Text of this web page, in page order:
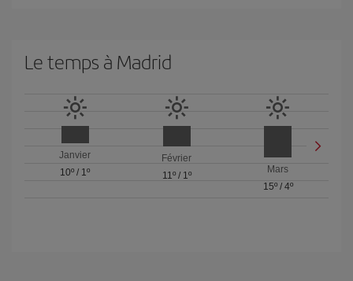
Le temps à Madrid
Janvier
10º / 1º
Février
11º/ 1º
Mars
15º/ 4º